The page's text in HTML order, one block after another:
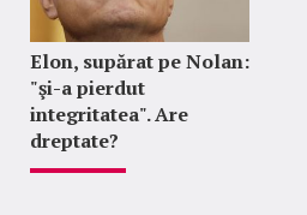
Elon, supărat pe Nolan:
"şi-a pierdut
integritatea". Are
dreptate?